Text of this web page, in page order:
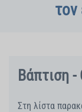
τον
Βάπτιση
Στη λίστα